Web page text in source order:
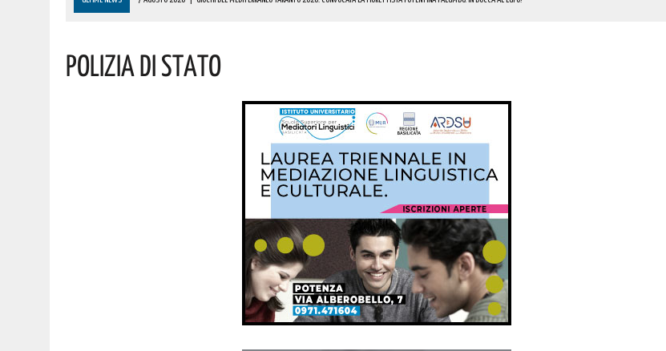
7 AGOSTO 2026 | POTENZA: I GEMELLI DIVERSI IN CONCERTO IN PROVINCIA. ECCO QUANDO
MOSTRA “CARAVAGGIO. NARCISO, IL MITO DI UN CAPOLAVORO” A POTENZA: APT BASILICATA LANCIA LA MANIFESTAZIONE DI INTERESSE PER TOUR OPERATOR, AGENZIE E GUIDE TURISTICHE. I
Polizia Di Stato